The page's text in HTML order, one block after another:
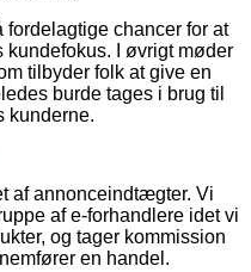
fordelagtige chancer for at
kundefokus. I øvrigt møder
tilbyder folk at give en
burde tages i brug til
kunderne.
af annonceindtægter. Vi
af e-forhandlere idet vi
og tager kommission
en handel.